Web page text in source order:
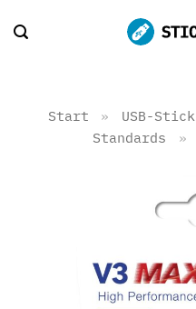
Inhalt
Start » USB-
Standards
»